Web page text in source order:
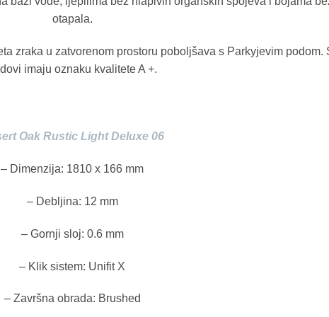
otapala.
zraka u zatvorenom prostoru poboljšava s Parkyjevim podom.
imaju oznaku kvalitete A +.
Oak Rustic Light Deluxe 06
– Dimenzija: 1810 x 166 mm
– Debljina: 12 mm
– Gornji sloj: 0.6 mm
– Klik sistem: Unifit X
– Završna obrada: Brushed